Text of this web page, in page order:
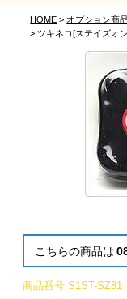
HOME オプション商
ツキネコ[ステイズオ
こちらの商品は
商品番号 S1ST-SZ81